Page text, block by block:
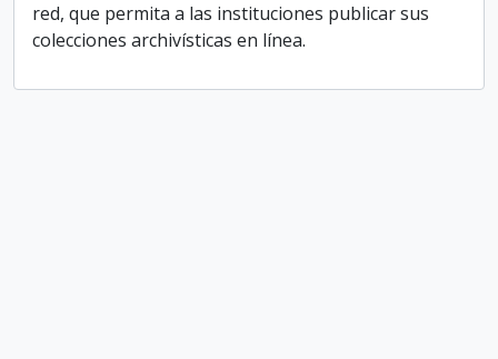
red, que permita a las instituciones publicar sus
colecciones archivísticas en línea.